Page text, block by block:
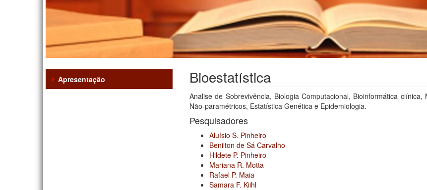
Apresentação Bioestatística
Analise de Sobrevivência, Biologia Computacional, Bioinformática
Não-paramétricos, Estatística Genética e Epidemiologia.
Pesquisadores
Aluísio S. Pinheiro
Benilton de Sá Carvalho
Hildete P. Pinheiro
Mariana R. Motta
Rafael P. Maia
Samara F. Kiihl